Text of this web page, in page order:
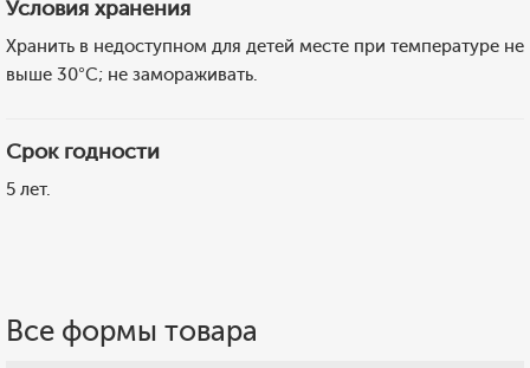
Условия хранения
Хранить в недоступном для детей месте при температуре не
выше 30°C; не замораживать.
Срок годности
5 лет.
Все формы товара